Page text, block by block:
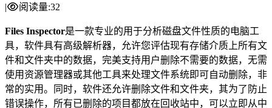
|
阅读量:32
Files Inspector是一款专业的用于分析磁盘文件性质的电脑工
具，软件具有高级解析器，允许您评估现有存储介质上所有文
件和文件夹中的数据，完美支持用户删除不需要的数据，无需
使用资源管理器或其他工具来处理文件系统即可自动删除，非
常的实用。同时，软件还允许删除文件和文件夹，其为了防止
错误操作，所有已删除的项目都放在回收站中，可以立即从中